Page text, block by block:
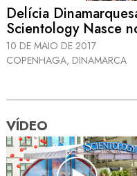
Delícia
Scientology Nasce
10 DE MAIO DE 2017
COPENHAGA, DINAMARCA
VÍDEO